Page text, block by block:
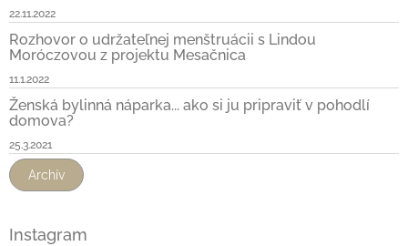
22.11.2022
Rozhovor o udržateľnej menštruácii s Lindou
Moróczovou z projektu Mesačnica
11.1.2022
Ženská bylinná náparka... ako si ju pripraviť v pohodlí
domova?
25.3.2021
Archív
Instagram